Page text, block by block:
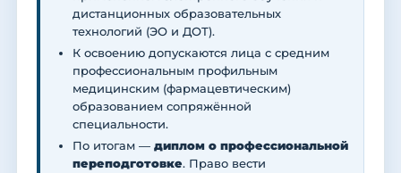
дистанционных образовательных
технологий (ЭО и ДОТ).
К освоению допускаются лица с средним
профессиональным профильным
медицинским (фармацевтическим)
образованием сопряжённой
специальности.
По итогам — диплом о профессиональной
переподготовке. Право вести